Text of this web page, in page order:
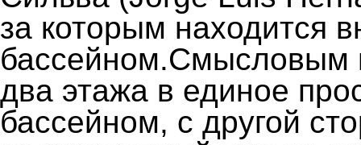
за которым находится
бассейном.Смысловым
два этажа в единое
бассейном, с другой